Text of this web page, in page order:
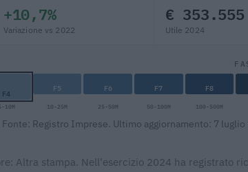
+10,7%
Variazione vs 2022
€ 353.555
Utile 2024
F4 F5 F6 F7 F8
10M 10-25M 25-50M 50-100M 100-500M
Registro Imprese. Ultimo aggiornamento: 7 luglio
Altra stampa. Nell'esercizio 2024 ha registrato